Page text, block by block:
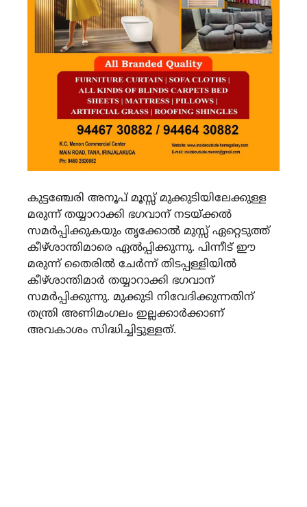
കുട്ടഞ്ചേരി അനൂപ് മൂസ്സ് മുക്കുടിയിലേക്കുള്ള
മരുന്ന് തയ്യാറാക്കി ഭഗവാന് നടയ്ക്കൽ
സമർപ്പിക്കുകയും തൃക്കോൽ മുസ്സ് ഏറ്റെടുത്ത്
കീഴ്ശാന്തിമാരെ ഏൽപ്പിക്കുന്നു. പിന്നീട് ഈ
മരുന്ന് തൈരിൽ ചേർന്ന് തിടപ്പള്ളിയിൽ
കീഴ്‌ശാന്തിമാർ തയ്യാറാക്കി ഭഗവാന്
സമർപ്പിക്കുന്നു. മുക്കുടി നിവേദിക്കുന്നതിന്
തന്ത്രി അണിമംഗലം ഇല്ലക്കാർക്കാണ്
അവകാശം സിദ്ധിച്ചിട്ടുള്ളത്.